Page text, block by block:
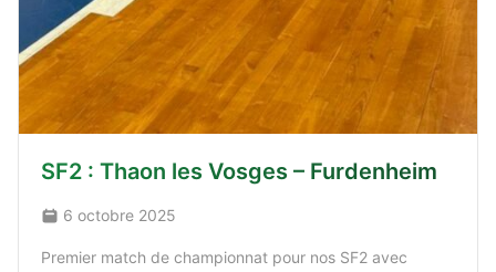
SF2 : Thaon les Vosges – Furdenheim
6 octobre 2025
Premier match de championnat pour nos SF2 avec